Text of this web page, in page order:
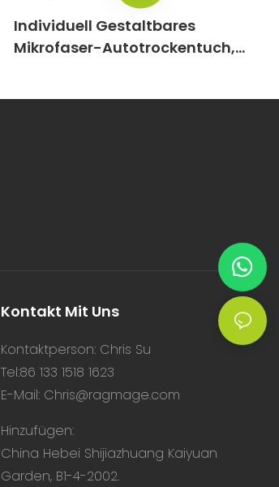
Individuell Gestaltbares
Mikrofaser-Autotrockentuch,
Kontakt Mit Uns
Kontaktperson: Chris Su
Tel:86 133 1518 1623
E-Mail: Chris@ragmage.com
Hinzufügen:
China Hebei Shijiazhuang Kaiyuan
Garden, B1-4-2002.